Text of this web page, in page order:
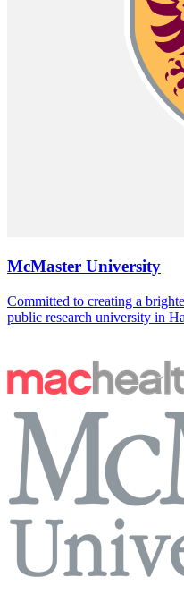
McMaster University
Committed to creating a
public research university in